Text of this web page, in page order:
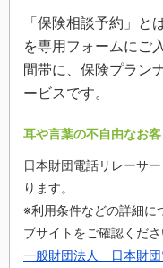
「保険相談予約」と
を専用フォームにご
間帯に、保険プラン
ービスです。
耳や言葉の不自由なお
日本財団電話リレーサ
ります。
※利用条件などの詳細に
ブサイトをご確認くださ
一般財団法人 日本財団